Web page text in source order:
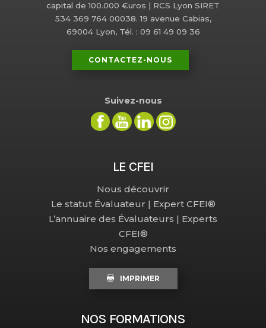
capital de 100.000 €uros | RCS Lyon SIRET
534 369 764 00038. 19 avenue Cabias,
69004 Lyon, Tél. : 09 61 49 09 36
CONTACTEZ-NOUS
Suivez-nous
LE CFEI
Nous découvrir
Le statut Évaluateur | Expert CFEI®
L’annuaire des Évaluateurs | Experts
CFEI®
Nos engagements
IMPRIMER
NOS FORMATIONS